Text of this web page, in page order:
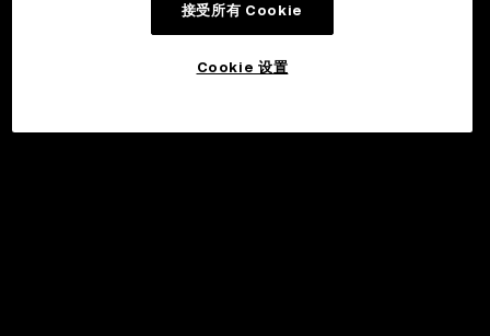
接受所有 Cookie
Cookie 设置